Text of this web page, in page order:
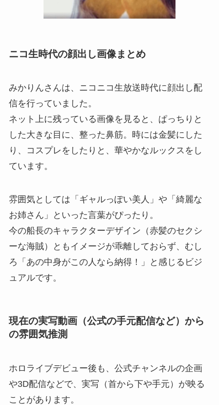
ニコ生時代の顔出し画像まとめ
みかりんさんは、ニコニコ生放送時代に顔出し配
信を行っていました。
ネット上に残っている画像を見ると、ぱっちりと
した大きな目に、整った鼻筋。時には金髪にした
り、コスプレをしたりと、華やかなルックスをし
ています。
雰囲気としては「ギャルっぽい美人」や「綺麗な
お姉さん」といった言葉がぴったり。
今の船長のキャラクターデザイン（赤髪のセクシ
ーな海賊）ともイメージが乖離しておらず、むし
ろ「あの中身がこの人なら納得！」と感じるビジ
ュアルです。
現在の実写動画（公式の手元配信など）から
の雰囲気推測
ホロライブデビュー後も、公式チャンネルの企画
や3D配信などで、実写（首から下や手元）が映る
ことがあります。